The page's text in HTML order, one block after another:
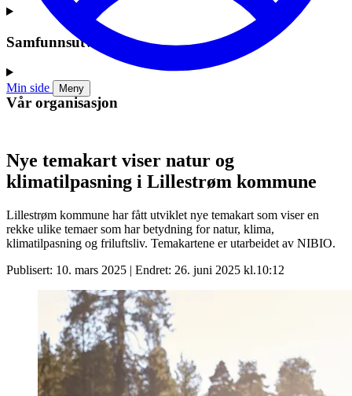
Min side Meny
Samfunnsutvikling
Vår organisasjon
Nye temakart viser natur og
klimatilpasning i Lillestrøm kommune
Lillestrøm kommune har fått utviklet nye temakart som viser en
rekke ulike temaer som har betydning for natur, klima,
klimatilpasning og friluftsliv. Temakartene er utarbeidet av NIBIO.
Publisert: 10. mars 2025 | Endret: 26. juni 2025 kl.10:12